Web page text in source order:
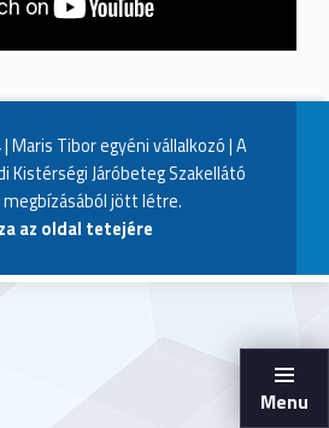
Menu
Maris Tibor egyéni vállalkozó | A
Kistérségi Járóbeteg Szakellátó
jött létre.
az oldal tetejére